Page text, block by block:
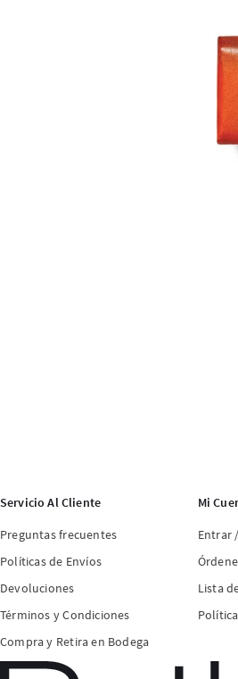
Servicio Al Cliente
Preguntas frecuentes
Políticas de Envíos
Devoluciones
Términos y Condiciones
Compra y Retira en Bodega
Mi
Entrar
Lista